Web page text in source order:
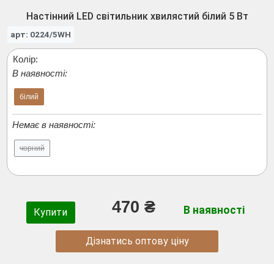
Настінний LED світильник хвилястий білий 5 Вт
арт: 0224/5WH
Колір:
В наявності:
білий
Немає в наявності:
чорний
Купити 470 ₴ В наявності
Дізнатись оптову ціну